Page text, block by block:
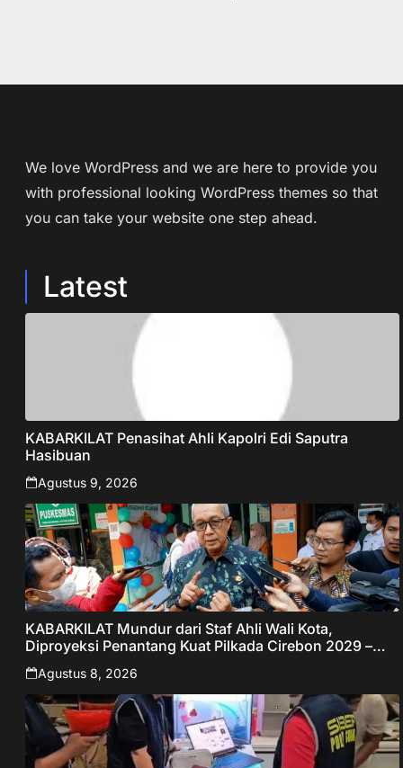
We love WordPress and we are here to provide you
with professional looking WordPress themes so that
you can take your website one step ahead.
Latest
KABARKILAT Penasihat Ahli Kapolri Edi Saputra
Hasibuan
Agustus 9, 2026
KABARKILAT Mundur dari Staf Ahli Wali Kota,
Diproyeksi Penantang Kuat Pilkada Cirebon 2029 –
Jabar Publisher
Agustus 8, 2026